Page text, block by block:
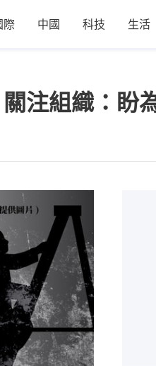
際 中國 科技 生活
注組織：盼